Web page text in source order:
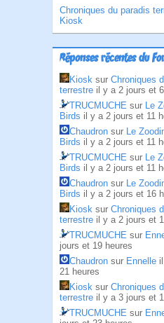
Chroniques du paradis
Kiosk
Réponses récentes du
Kiosk sur Chroniques
terrestre il y a 2 jours et
TRUCMUCHE sur Le
Birds il y a 2 jours et 11
Chaudron sur Le
Birds il y a 2 jours et 11
TRUCMUCHE sur Le
Birds il y a 2 jours et 11
Chaudron sur Le
Birds il y a 2 jours et 16
Kiosk sur Chroniques
terrestre il y a 2 jours et
TRUCMUCHE sur
jours et 19 heures
Chaudron sur Ennelle
21 heures
Kiosk sur Chroniques
terrestre il y a 3 jours et
TRUCMUCHE sur